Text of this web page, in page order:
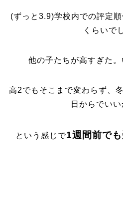
(ずっと3.9)学校内での評定
くらいで
他の子たちが高すぎた。
高2でもそこまで変わらず、
日からでい
という感じで1週間前で